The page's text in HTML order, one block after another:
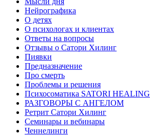
Нейрографика
О детях
О психологах и клиентах
Ответы на вопросы
Отзывы о Сатори Хилинг
Пиявки
Предназначение
Про смерть
Проблемы и решения
Психосоматика SATORI HEALING
РАЗГОВОРЫ С АНГЕЛОМ
Ретрит Сатори Хилинг
Семинары и вебинары
Ченнелинги